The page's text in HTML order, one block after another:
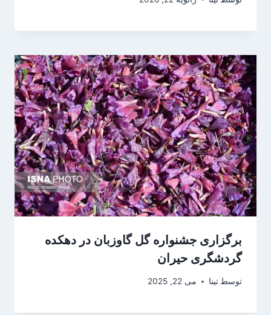
برگزاری جشنواره گل گاوزبان در دهکده
گردشگری حیران
توسط تینا می 22, 2025